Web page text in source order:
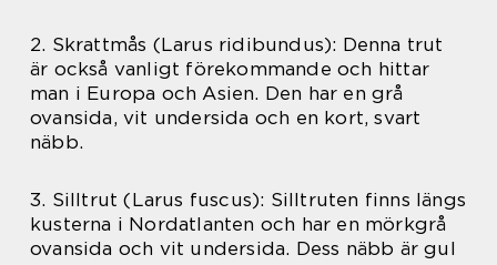
2. Skrattmås (Larus ridibundus): Denna trut
är också vanligt förekommande och hittar
man i Europa och Asien. Den har en grå
ovansida, vit undersida och en kort, svart
näbb.
3. Silltrut (Larus fuscus): Silltruten finns längs
kusterna i Nordatlanten och har en mörkgrå
ovansida och vit undersida. Dess näbb är gul